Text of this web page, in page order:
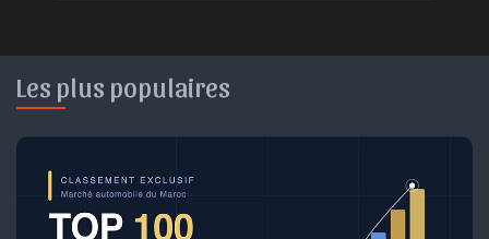
Les plus populaires